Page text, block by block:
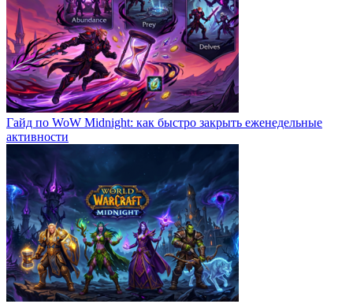
Гайд по WoW Midnight: как быстро закрыть еженедельные
активности